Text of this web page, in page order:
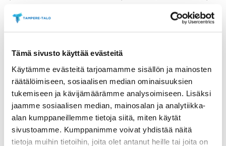
Tämä sivusto käyttää evästeitä
Käytämme evästeitä tarjoamamme sisällön ja mainosten
räätälöimiseen, sosiaalisen median ominaisuuksien
tukemiseen ja kävijämäärämme analysoimiseen. Lisäksi
jaamme sosiaalisen median, mainosalan ja analytiikka-
alan kumppaneillemme tietoja siitä, miten käytät
sivustoamme. Kumppanimme voivat yhdistää näitä
tietoja muihin tietoihin, joita olet antanut heille tai joita on
artisteja ja taustavaikuttajia alalla on. Parhaimmillaan
tähden näkeminen tuo kulkijalle korvamadon, joka
jää muistuttamaan musiikkimaailmamme
kirkkaimmista tähdistä, Savisaari sanoo. Viime
tähtilaattoihin ikuistettavista nimistä.
Yleisöehdotusten pohjalta valittujen nimien lisäksi
tähtilaattaan saa nimensä se musiikkialan
ammattilainen, jolle tänä vuonna myönnetään
Tampere Music Award -tunnustus Musiikki & Media -